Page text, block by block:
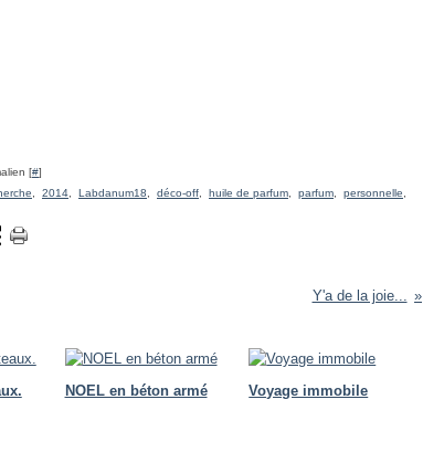
[#]
2014 Labdanum18 déco-off huile de parfum parfum personnelle
Y'a de la joie...
NOEL en béton armé Voyage immobile